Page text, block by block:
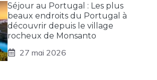
Séjour au Portugal : Les plus
beaux endroits du Portugal à
découvrir depuis le village
rocheux de Monsanto
27 mai 2026